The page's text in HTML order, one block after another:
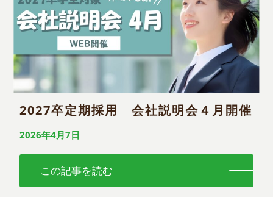
2027卒定期採用 会社説明会４月開催
2026年4月7日
この記事を読む